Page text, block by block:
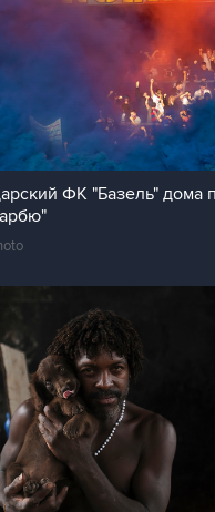
ФК "Базель" дома